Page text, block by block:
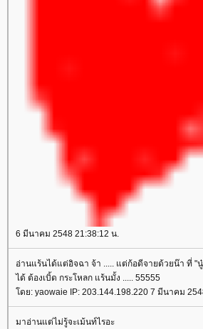
6 มีนาคม 2548 21:38:12 น.
อ่านแร้นได้แต่อิจฉา จ้า ..... แต่ก้อดีจายด้วยน๊า ที่ "นู๋
ได้ ต้องเบิ้ด กระโหลก แร้นมั้ง ..... 55555
ดย: yaowaie IP: 203.144.198.220 7 มีนาคม
มาอ่านแต่ไม่รู้จะเม้นท์ไรอะ